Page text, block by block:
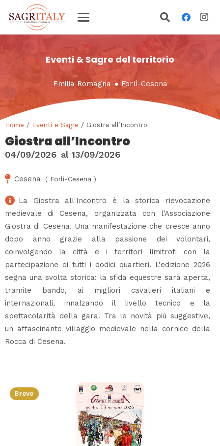
Eventi & Sagre del territorio
Emilia Romagna ● Forlì-Cesena
Home / Eventi e Sagre / Giostra all’Incontro
Giostra all’Incontro
04/09/2026 al 13/09/2026
Cesena ( Forlì-Cesena )
La Giostra all'Incontro è la storica rievocazione
medievale di Cesena, organizzata con l'Associazione
Giostra di Cesena. Una manifestazione che cresce anno
dopo anno grazie alla passione dei volontari,
coinvolgendo la città e i territori limitrofi con la
partecipazione di tutti i dodici quartieri. L'edizione 2026
segna una svolta storica: la sfida equestre sarà aperta,
tramite bando, ai migliori cavalieri italiani e
internazionali, innalzando il livello tecnico e la
spettacolarità della gara. Tra le novità più suggestive,
un affascinante villaggio medievale nella cornice della
Rocca di Cesena.
Breve